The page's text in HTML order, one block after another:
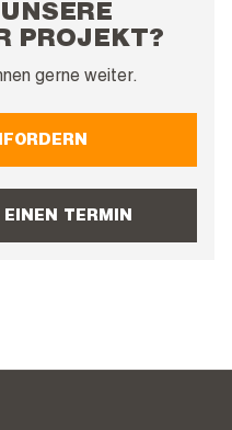
PROJEKT?
gerne weiter.
EINEN TERMIN